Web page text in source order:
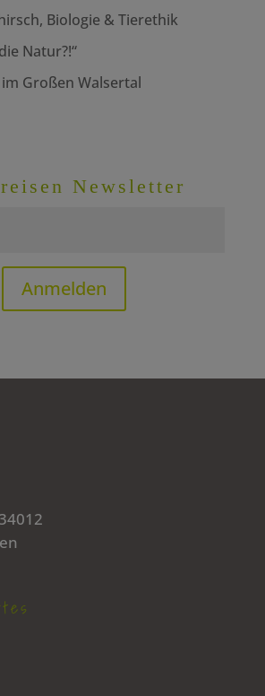
Biologie & Tierethik
Natur?!“
Großen Walsertal
Newsletter
Anmelden